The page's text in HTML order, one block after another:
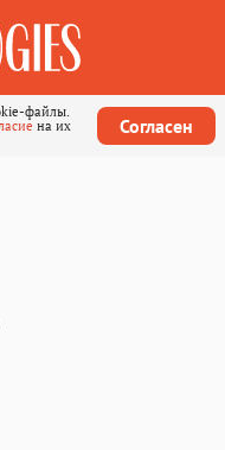
файлы.
на их
Согласен